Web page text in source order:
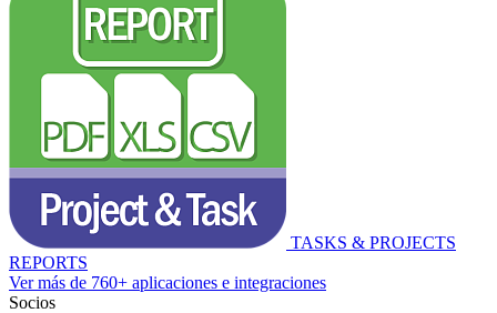
TASKS & PROJECTS
REPORTS
Ver más de 760+ aplicaciones e integraciones
Socios